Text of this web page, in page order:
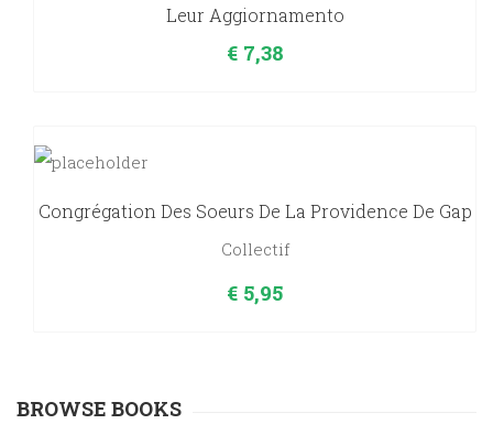
Leur Aggiornamento
€7,38
Congrégation Des Soeurs De La Providence De Gap
Collectif
€ 5,95
BROWSE BOOKS